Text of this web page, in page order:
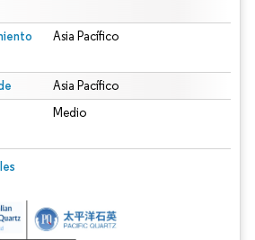
Asia Pacífico
Asia Pacífico
Medio
El uso requiere atribución según CC BY 4.0.